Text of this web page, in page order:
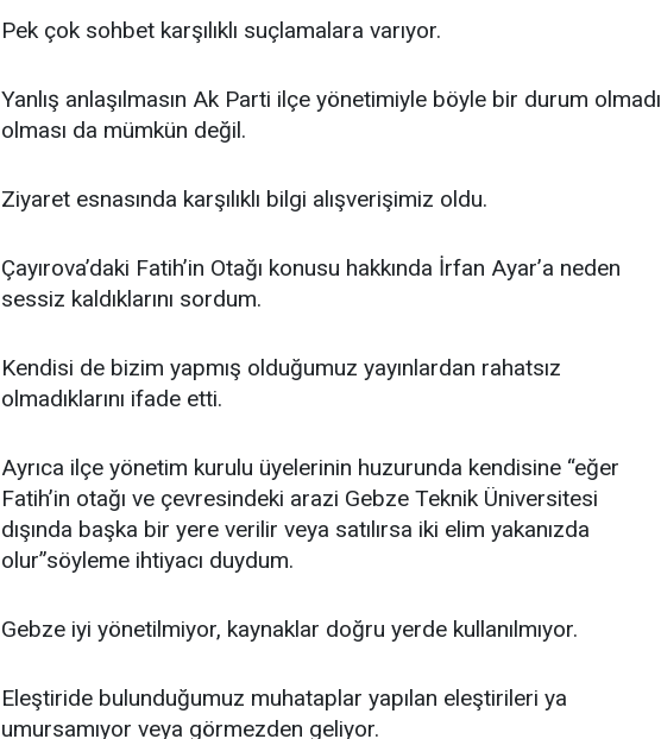
Pek çok sohbet karşılıklı suçlamalara varıyor.
Yanlış anlaşılmasın Ak Parti ilçe yönetimiyle böyle bir durum olmadı
olması da mümkün değil.
Ziyaret esnasında karşılıklı bilgi alışverişimiz oldu.
Çayırova’daki Fatih’in Otağı konusu hakkında İrfan Ayar’a neden
sessiz kaldıklarını sordum.
Kendisi de bizim yapmış olduğumuz yayınlardan rahatsız
olmadıklarını ifade etti.
Ayrıca ilçe yönetim kurulu üyelerinin huzurunda kendisine “eğer
Fatih’in otağı ve çevresindeki arazi Gebze Teknik Üniversitesi
dışında başka bir yere verilir veya satılırsa iki elim yakanızda
olur”söyleme ihtiyacı duydum.
Gebze iyi yönetilmiyor, kaynaklar doğru yerde kullanılmıyor.
Eleştiride bulunduğumuz muhataplar yapılan eleştirileri ya
umursamıyor veya görmezden geliyor.